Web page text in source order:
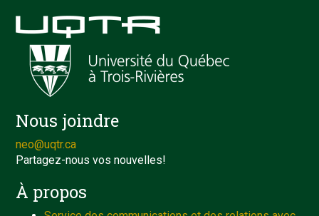
Nous joindre
neo@uqtr.ca
Partagez-nous vos nouvelles!
À propos